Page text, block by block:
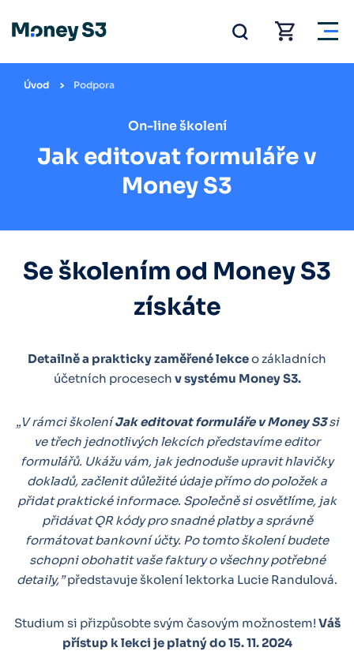
Úvod Podpora
On-line školení
Jak editovat formuláře v
Money S3
Se školením od Money S3
získáte
Detailně a prakticky zaměřené lekceo základních
účetních procesech v systému Money S3.
„V rámci školeníJak editovat formuláře v Money S3si
ve třech jednotlivých lekcích představíme editor
formulářů. Ukážu vám, jak jednoduše upravit hlavičky
dokladů, začlenit důležité údaje přímo do položek a
přidat praktické informace. Společně si osvětlíme, jak
přidávat QR kódy pro snadné platby a správně
formátovat bankovní účty. Po tomto školení budete
schopni obohatit vaše faktury o všechny potřebné
detaily,”představuje školení lektorka Lucie Randulová.
Studium si přizpůsobte svým časovým možnostem! Váš
přístup k lekci je platný do 15. 11. 2024